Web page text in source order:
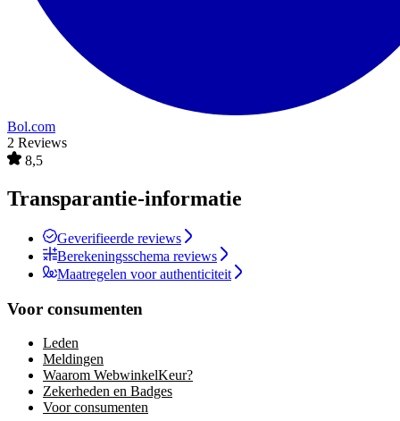
Bol.com
2 Reviews
8,5
Transparantie-informatie
Geverifieerde reviews
Berekeningsschema reviews
Maatregelen voor authenticiteit
Voor consumenten
Leden
Meldingen
Waarom WebwinkelKeur?
Zekerheden en Badges
Voor consumenten